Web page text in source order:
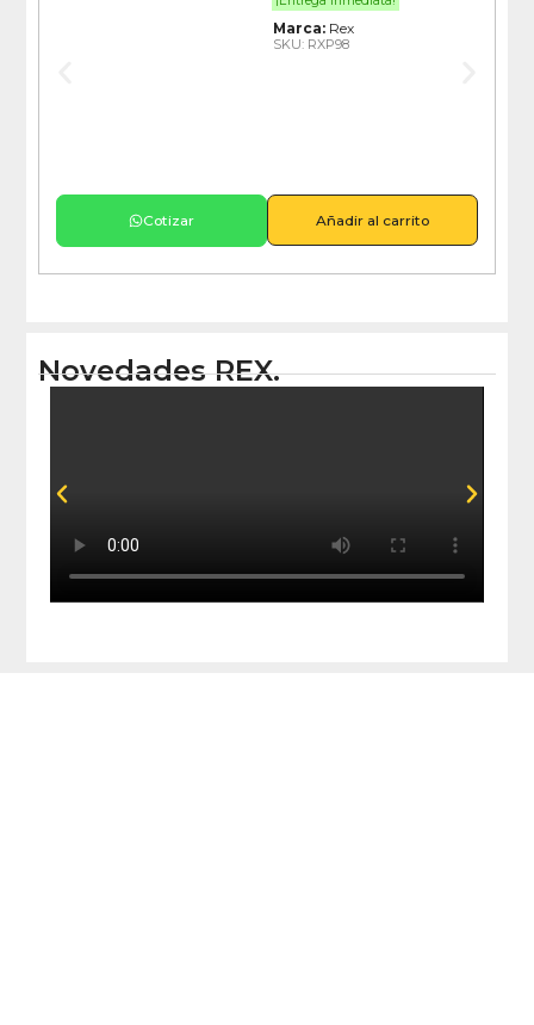
Marca:Rex
SKU: RXP98
Cotizar Añadir al carrito
Novedades REX.